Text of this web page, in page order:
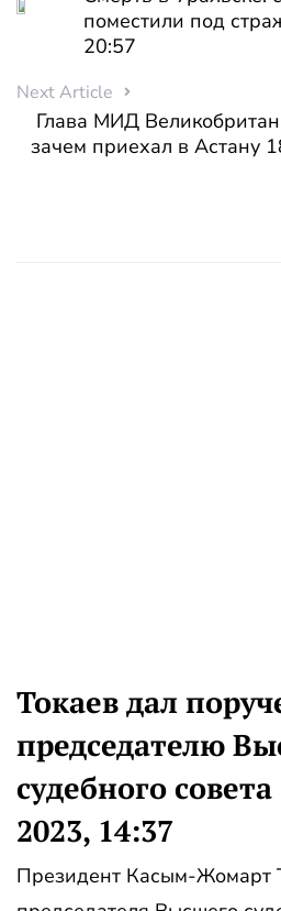
поместили под
20:57
Next Article
Глава МИД
зачем приехал в Астану
Токаев дал
председателю
судебного
2023, 14:37
Президент Касым-Жомарт